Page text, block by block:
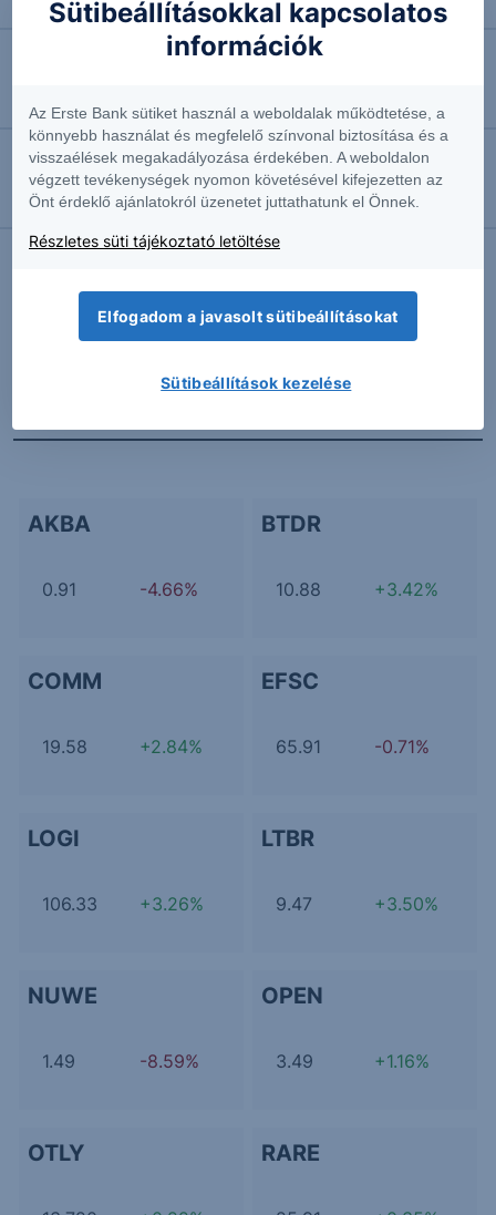
Négyhavi mélyponton a forint
EURUSD: munkapiaci jelentésre várva
2026.08.07. 10:37
Megint emelkedésben az olaj
További Erste elemzések
AKBA
0.91 -4.66%
BTDR
10.88 +3.42%
COMM
19.58 +2.84%
EFSC
65.91 -0.71%
LOGI
106.33 +3.26%
LTBR
9.47 +3.50%
NUWE
1.49 -8.59%
OPEN
3.49 +1.16%
OTLY RARE
Sütibeállításokkal kapcsolatos
információk
Az Erste Bank sütiket használ a weboldalak működtetése, a
könnyebb használat és megfelelő színvonal biztosítása és a
visszaélések megakadályozása érdekében. A weboldalon
végzett tevékenységek nyomon követésével kifejezetten az
Önt érdeklő ajánlatokról üzenetet juttathatunk el Önnek.
Részletes süti tájékoztató letöltése
Elfogadom a javasolt sütibeállításokat
Sütibeállítások kezelése